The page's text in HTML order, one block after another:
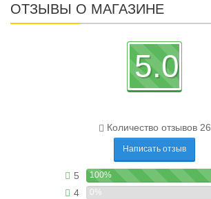
ОТЗЫВЫ О МАГАЗИНЕ
5.0
Количество отзывов 26
Написать отзыв
5 100%
4 0%